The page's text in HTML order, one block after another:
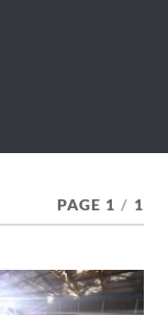
PAGE 1 / 1